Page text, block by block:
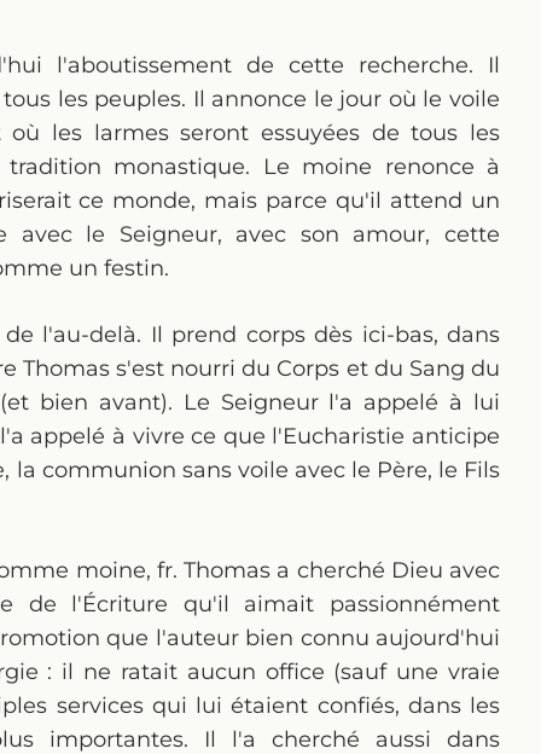
l'aboutissement de cette recherche. Il
les peuples. Il annonce le jour où le voile
les larmes seront essuyées de tous les
monastique. Le moine renonce à
ce monde, mais parce qu'il attend un
le Seigneur, avec son amour, cette
un festin.
l'au-delà. Il prend corps dès ici-bas, dans
Thomas s'est nourri du Corps et du Sang du
bien avant). Le Seigneur l'a appelé à lui
appelé à vivre ce que l'Eucharistie anticipe
communion sans voile avec le Père, le Fils
moine, fr. Thomas a cherché Dieu avec
de l'Écriture qu'il aimait passionnément
que l'auteur bien connu aujourd'hui
: il ne ratait aucun office (sauf une vraie
services qui lui étaient confiés, dans les
importantes. Il l'a cherché aussi dans